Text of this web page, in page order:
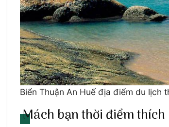
Biển Thuận An Huế địa điểm du lịch
Mách bạn thời điểm thích